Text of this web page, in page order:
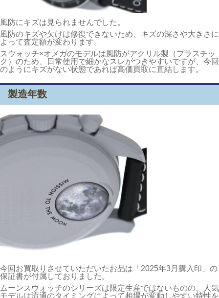
風防にキズは見られませんでした。
風防のキズや欠けは修復できないため、キズの深さや大きさに
よって査定額が変わります。
スウォッチ×オメガのモデルは風防がアクリル製（プラスチッ
ク）のため、日常使用で細かなスレがつきやすいですが、今回
のようにキズがない状態であれば高価買取に直結します。
製造年数
今回お買取りさせていただいたお品は「2025年3月購入印」の
保証書が付属しておりました。
ムーンスウォッチのシリーズは限定生産ではないものの、人気
モデルは流通のタイミングによって相場が変動しやすい特性を